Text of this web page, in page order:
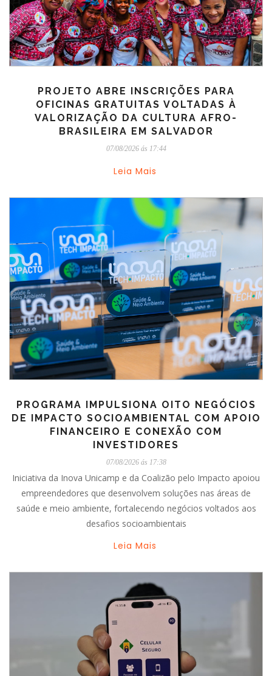
PROJETO ABRE INSCRIÇÕES PARA
OFICINAS GRATUITAS VOLTADAS À
VALORIZAÇÃO DA CULTURA AFRO-
BRASILEIRA EM SALVADOR
07/08/2026 ás 17:44
Leia Mais
PROGRAMA IMPULSIONA OITO NEGÓCIOS
DE IMPACTO SOCIOAMBIENTAL COM APOIO
FINANCEIRO E CONEXÃO COM
INVESTIDORES
07/08/2026 ás 17:38
Iniciativa da Inova Unicamp e da Coalizão pelo Impacto apoiou
empreendedores que desenvolvem soluções nas áreas de
saúde e meio ambiente, fortalecendo negócios voltados aos
desafios socioambientais
Leia Mais